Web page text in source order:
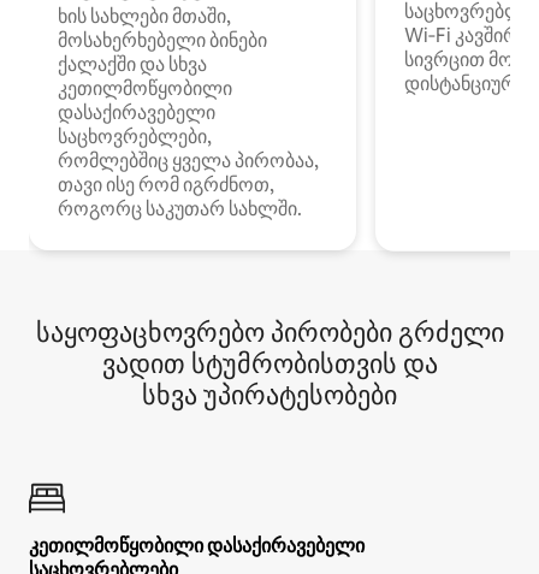
ხის სახლები მთაში,
მოსახერხებელი ბინები
ქალაქში და სხვა
კეთილმოწყობილი
დასაქირავებელი
საცხოვრებლები,
რომლებშიც ყველა პირობაა,
თავი ისე რომ იგრძნოთ,
როგორც საკუთარ სახლში.
Wi‑Fi
სივრცით
დისტანციური
საყოფაცხოვრებო პირობები გრძელი
ვადით სტუმრობისთვის და
სხვა უპირატესობები
კეთილმოწყობილი დასაქირავებელი